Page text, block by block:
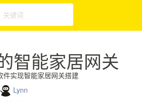
智能家居网关
件实现智能家居网关搭建
Lynn